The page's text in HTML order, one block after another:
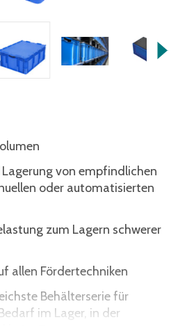
von empfindlichen
oder automatisierten
zum Lagern schwerer
allen Fördertechniken
Behälterserie für
im Lager, in der